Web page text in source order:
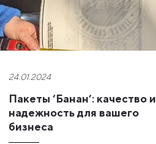
24.01.2024
Пакеты ‘Банан’: качество и
надежность для вашего
бизнеса